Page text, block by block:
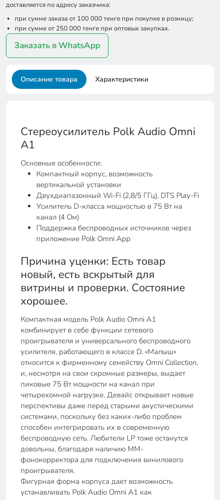
доставляется по адресу заказчика:
при сумме заказа от 100 000 тенге при покупке в розницу;
при сумме от 250 000 тенге при оптовых закупках.
Заказать в WhatsApp
Описание товара Характеристики
Стереоусилитель Polk Audio Omni
A1
Основные особенности:
Компактный корпус, возможность
вертикальной установки
Двухдиапазонный Wi-Fi (2,8/5 ГГц), DTS Play-Fi
Усилитель D-класса мощностью в 75 Вт на
канал (4 Ом)
Поддержка беспроводных источников через
приложение Polk Omni App
Причина уценки: Есть товар
новый, есть вскрытый для
витрины и проверки. Состояние
хорошее.
Компактная модель Polk Audio Omni A1
комбинирует в себе функции сетевого
проигрывателя и универсального беспроводного
усилителя, работающего в классе D. «Малыш»
относится к фирменному семейству Omni Collection,
и, несмотря на свои скромные размеры, выдает
пиковые 75 Вт мощности на канал при
четырехомной нагрузке. Девайс открывает новые
перспективы даже перед старыми акустическими
системами, поскольку без каких-либо проблем
способен интегрировать их в современную
беспроводную сеть. Любители LP тоже останутся
довольны, благодаря наличию MM-
фонокорректора для подключения винилового
проигрывателя.
Фигурная форма корпуса дает возможность
устанавливать Polk Audio Omni A1 как